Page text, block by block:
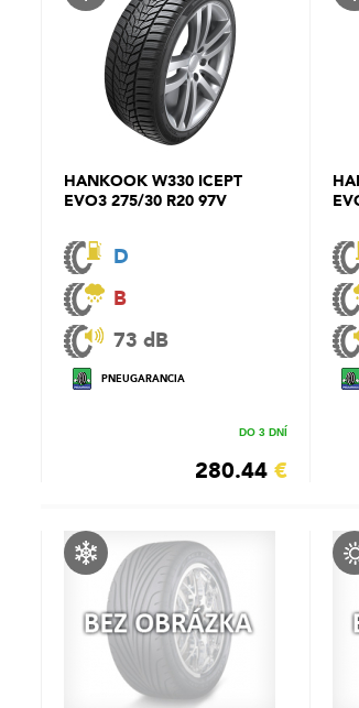
HANKOOK W330 ICEPT
EVO3 275/30 R20 97V
D
B
73 dB
PNEUGARANCIA
DO 3 DNÍ
280.44 €